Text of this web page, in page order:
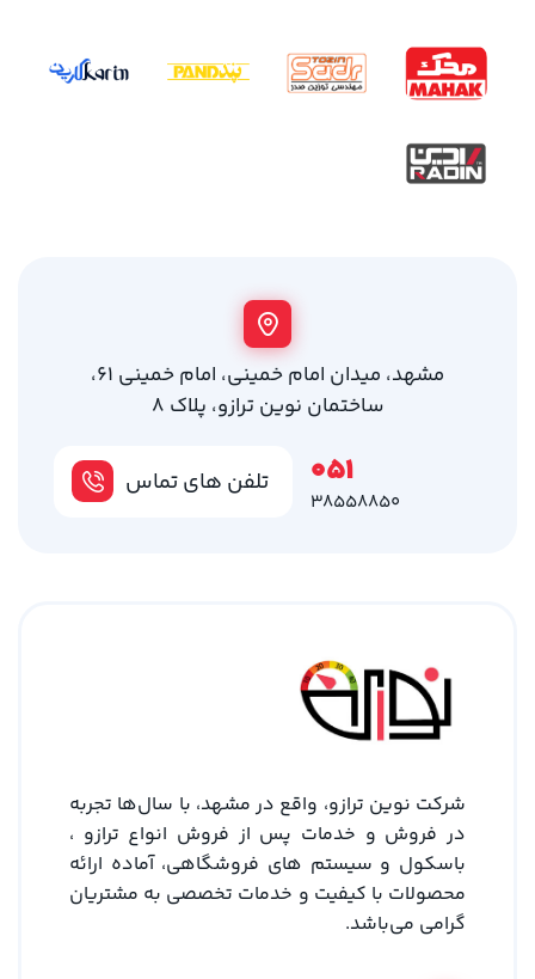
مشهد، میدان امام خمینی، امام خمینی 61،
ساختمان نوین ترازو، پلاک 8
تلفن های تماس 051
38558850
شرکت نوین ترازو، واقع در مشهد، با سال‌ها تجربه
در فروش و خدمات پس از فروش انواع ترازو ،
باسکول و سیستم های فروشگاهی، آماده ارائه
محصولات با کیفیت و خدمات تخصصی به مشتریان
گرامی می‌باشد.